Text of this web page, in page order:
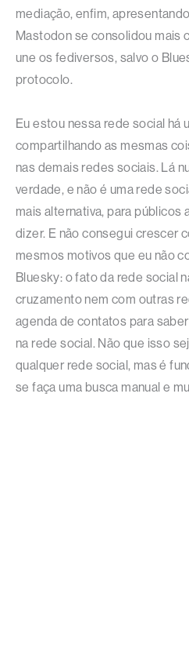
mediação, enfim,
Mastodon se consolidou mais
une os fediversos, salvo o
protocolo.
Eu estou nessa rede social há
compartilhando as mesmas
nas demais redes sociais. Lá
verdade, e não é uma rede
mais alternativa, para públicos
dizer. E não consegui crescer
mesmos motivos que eu não
Bluesky: o fato da rede social
cruzamento nem com outras
agenda de contatos para
na rede social. Não que isso
qualquer rede social, mas é
se faça uma busca manual e